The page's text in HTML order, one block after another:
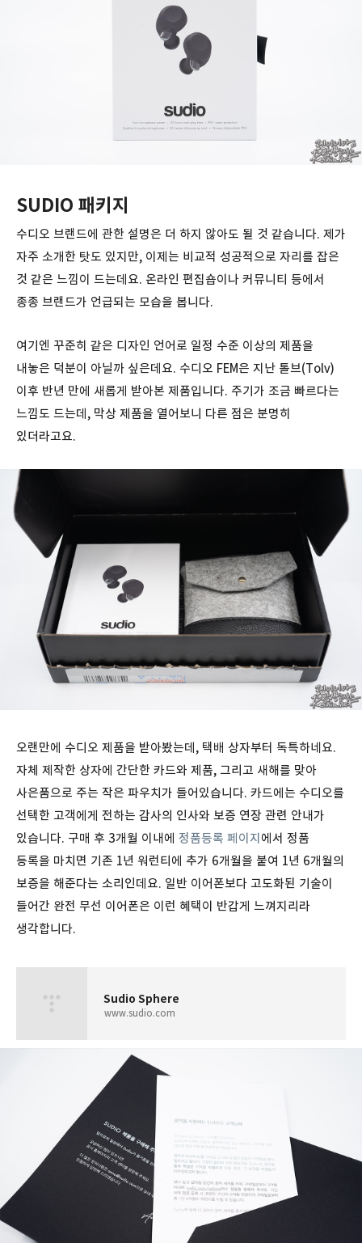
SUDIO 패키지
수디오 브랜드에 관한 설명은 더 하지 않아도 될 것 같습니다. 제가
자주 소개한 탓도 있지만, 이제는 비교적 성공적으로 자리를 잡은
것 같은 느낌이 드는데요. 온라인 편집숍이나 커뮤니티 등에서
종종 브랜드가 언급되는 모습을 봅니다.
여기엔 꾸준히 같은 디자인 언어로 일정 수준 이상의 제품을
내놓은 덕분이 아닐까 싶은데요. 수디오 FEM은 지난 톨브(Tolv)
이후 반년 만에 새롭게 받아본 제품입니다. 주기가 조금 빠르다는
느낌도 드는데, 막상 제품을 열어보니 다른 점은 분명히
있더라고요.
오랜만에 수디오 제품을 받아봤는데, 택배 상자부터 독특하네요.
자체 제작한 상자에 간단한 카드와 제품, 그리고 새해를 맞아
사은품으로 주는 작은 파우치가 들어있습니다. 카드에는 수디오를
선택한 고객에게 전하는 감사의 인사와 보증 연장 관련 안내가
있습니다. 구매 후 3개월 이내에 정품등록 페이지 에서 정품
등록을 마치면 기존 1년 워런티에 추가 6개월을 붙여 1년 6개월의
보증을 해준다는 소리인데요. 일반 이어폰보다 고도화된 기술이
들어간 완전 무선 이어폰은 이런 혜택이 반갑게 느껴지리라
생각합니다.
Sudio Sphere
www.sudio.com